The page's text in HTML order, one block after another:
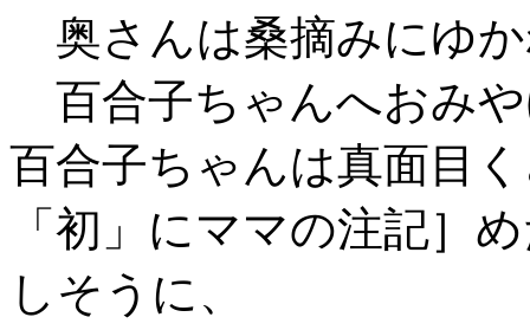
奥さんは桑摘みにゆ
百合子ちゃんへおみ
百合子ちゃんは真面目
「初」にママの注記］
しそうに、